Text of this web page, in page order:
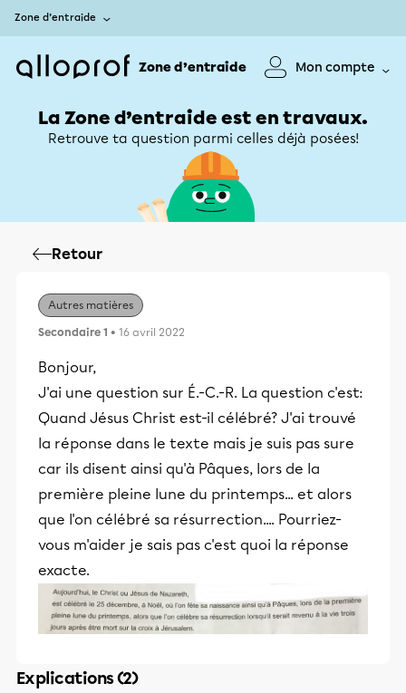
Zone d’entraide
Zone d’entraide Mon compte
La Zone d’entraide est en travaux.
Retrouve ta question parmi celles déjà posées!
Retour
Autres matières
Secondaire 1 • 16 avril 2022
Bonjour,
J'ai une question sur É.-C.-R. La question c'est:
Quand Jésus Christ est-il célébré? J'ai trouvé
la réponse dans le texte mais je suis pas sure
car ils disent ainsi qu'à Pâques, lors de la
première pleine lune du printemps... et alors
que l'on célébré sa résurrection.... Pourriez-
vous m'aider je sais pas c'est quoi la réponse
exacte.
Explications (2)